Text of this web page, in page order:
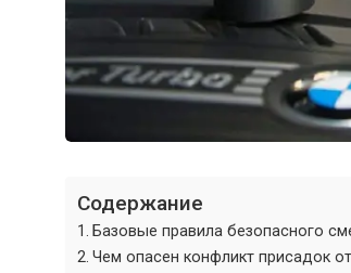
Содержание
Базовые правила безопасного
Чем опасен конфликт присадок